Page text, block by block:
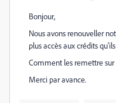
Bonjour,
Nous avons renouveller
plus accès aux crédits
Comment les remettre
Merci par avance.